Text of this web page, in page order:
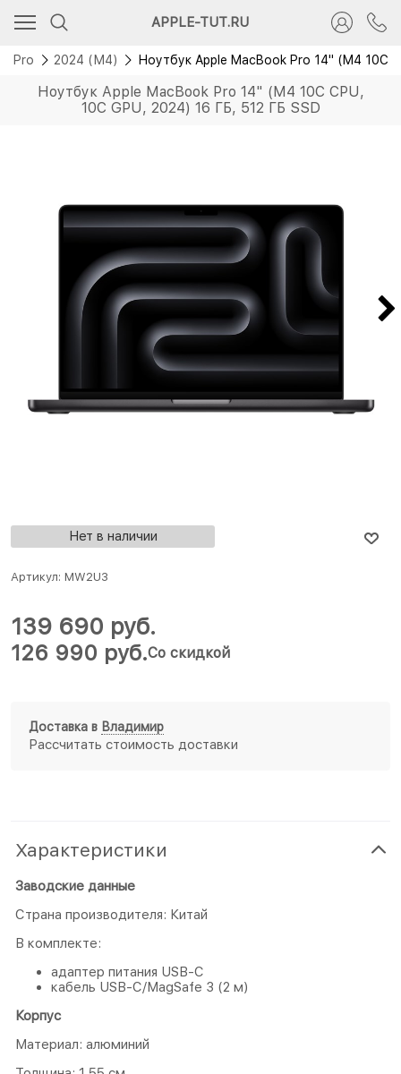
APPLE-TUT.RU
Pro 2024 (М4) Ноутбук Apple MacBook Pro 14" (M4 10C
Ноутбук Apple MacBook Pro 14" (M4 10C CPU,
10C GPU, 2024) 16 ГБ, 512 ГБ SSD
Новинка
Нет в наличии
Артикул: MW2U3
126 990 руб.Со скидкой
139 690 руб.
Доставка в Владимир
Рассчитать стоимость доставки
Характеристики
Заводские данные
Страна производителя: Китай
В комплекте:
адаптер питания USB-C
кабель USB-C/MagSafe 3 (2 м)
Корпус
Материал: алюминий